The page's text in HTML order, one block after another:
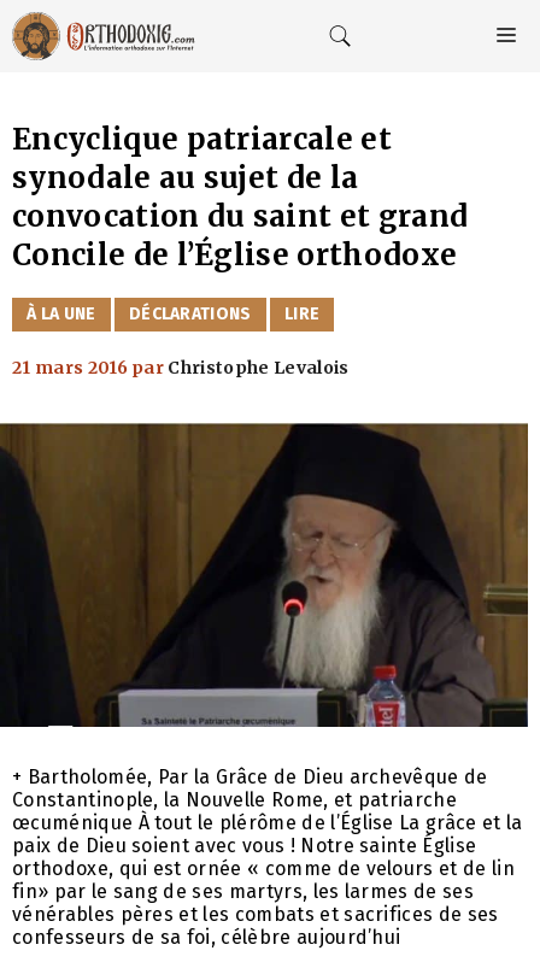
Aller
au
contenu
Encyclique patriarcale et
synodale au sujet de la
convocation du saint et grand
Concile de l’Église orthodoxe
CATÉGORIES
À LA UNE DÉCLARATIONS LIRE
21 mars 2016 par Christophe Levalois
+ Bartholomée, Par la Grâce de Dieu archevêque de
Constantinople, la Nouvelle Rome, et patriarche
œcuménique À tout le plérôme de l’Église La grâce et la
paix de Dieu soient avec vous ! Notre sainte Église
orthodoxe, qui est ornée « comme de velours et de lin
fin» par le sang de ses martyrs, les larmes de ses
vénérables pères et les combats et sacrifices de ses
confesseurs de sa foi, célèbre aujourd’hui